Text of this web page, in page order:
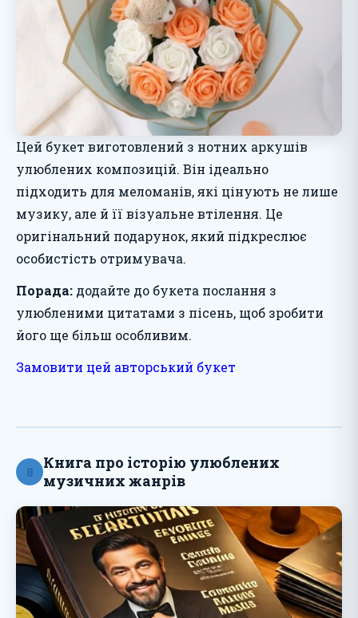
Цей букет виготовлений з нотних аркушів
улюблених композицій. Він ідеально
підходить для меломанів, які цінують не лише
музику, але й її візуальне втілення. Це
оригінальний подарунок, який підкреслює
особистість отримувача.
Порада: додайте до букета послання з
улюбленими цитатами з пісень, щоб зробити
його ще більш особливим.
Замовити цей авторський букет
8
Книга про історію улюблених
музичних жанрів